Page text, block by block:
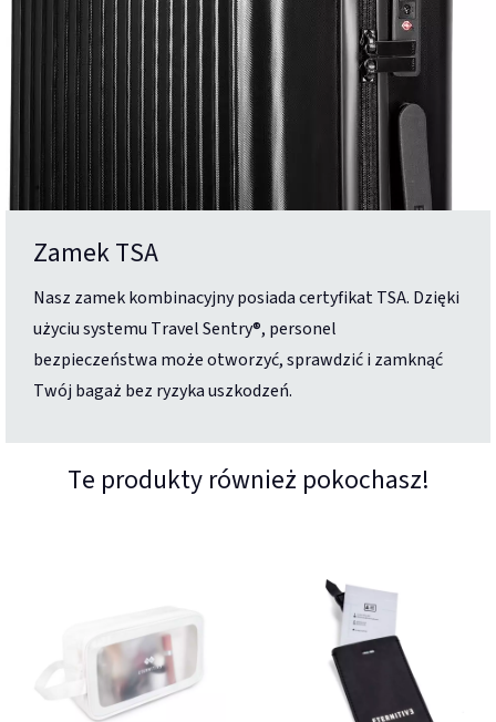
Zamek TSA
Nasz zamek kombinacyjny posiada certyfikat TSA. Dzięki
użyciu systemu Travel Sentry®, personel
bezpieczeństwa może otworzyć, sprawdzić i zamknąć
Twój bagaż bez ryzyka uszkodzeń.
Te produkty również pokochasz!